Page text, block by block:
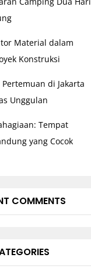
Material dalam
Konstruksi
Pertemuan di Jakarta
Unggulan
Tempat
yang Cocok
COMMENTS